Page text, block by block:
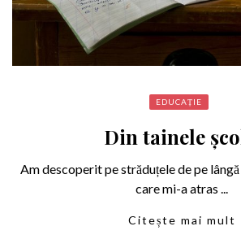
EDUCAȚIE
Din tainele
Am descoperit pe străduțele de pe
care mi-a atras ...
Citește mai mult